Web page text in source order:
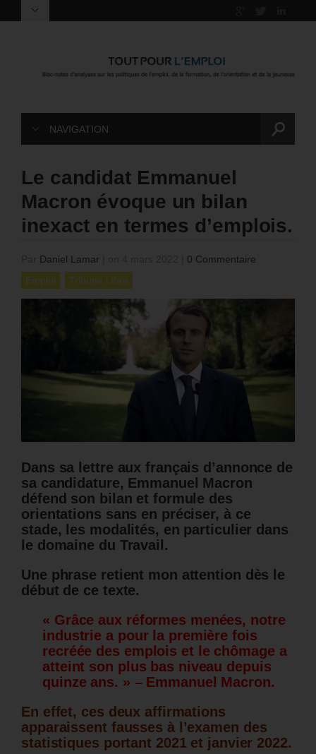
NAVIGATION
Le candidat Emmanuel
Macron évoque un bilan
inexact en termes d’emplois.
Daniel Lamar
0 Commentaire
Emploi
Tribune Libre
Dans sa lettre aux français d’annonce de
sa candidature, Emmanuel Macron
défend son bilan et formule des
orientations sans en préciser, à ce
stade, les modalités, en particulier dans
le domaine du Travail.
Une phrase retient mon attention dès le
début de ce texte.
« Grâce aux réformes menées, notre
industrie a pour la première fois
recréée des emplois et le chômage a
atteint son plus bas niveau depuis
quinze ans. » – Emmanuel Macron.
En effet, ces deux affirmations
apparaissent fausses à l’examen des
statistiques portant 2021 et janvier 2022.